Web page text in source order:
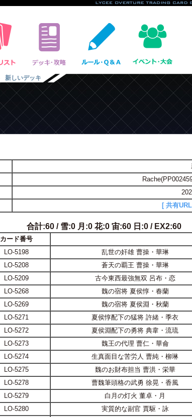
新しいデッキ
[ 共有
合計:60 / 雪:0 月:0 花:0 宙:60 日:0 / EX2:60
カード番号
LO-5198 乱世の奸雄 曹操・華琳
LO-5208 蒼天の覇王 曹操・華琳
LO-5209 古今東西最強無双 呂布・恋
LO-5268 魏の宿将 夏侯惇・春蘭
LO-5269 魏の宿将 夏侯淵・秋蘭
LO-5271 夏侯惇配下の猛将 許緒・季衣
LO-5272 夏侯淵配下の勇将 典韋・流琉
LO-5273 魏王の代理 曹仁・華侖
LO-5274 生真面目な苦労人 曹純・柳琳
LO-5275 魏のお財布担当 曹洪・栄華
LO-5278 曹魏筆頭格の武勇 徐晃・香風
LO-5279 白月の灯火 董卓・月
LO-5280 実質的な副官 賈駆・詠